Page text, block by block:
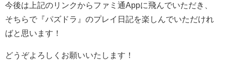
今後は上記のリンクからファミ通Appに飛んでいただき、
そちらで『パズドラ』のプレイ日記を楽しんでいただけれ
ばと思います！
どうぞよろしくお願いいたします！